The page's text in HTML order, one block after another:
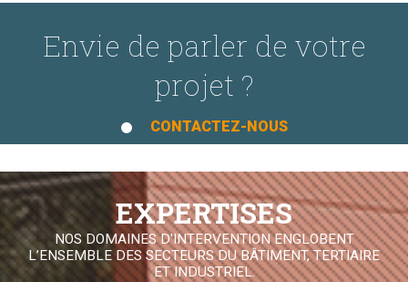
Envie de parler de votre
projet ?
CONTACTEZ-NOUS
EXPERTISES
NOS DOMAINES D'INTERVENTION ENGLOBENT
L’ENSEMBLE DES SECTEURS DU BÂTIMENT, TERTIAIRE
ET INDUSTRIEL.